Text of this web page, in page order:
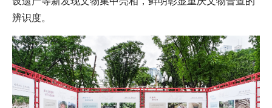
辨识度。